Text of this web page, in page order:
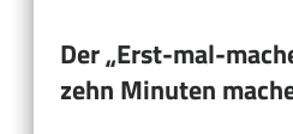
Der „Erst-mal-
zehn Minuten